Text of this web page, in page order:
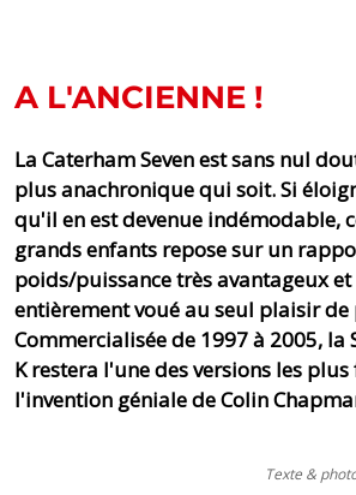
A L'ANCIENNE !
La Caterham Seven est sans nul
plus anachronique qui soit. Si
qu'il en est devenue indémodable,
grands enfants repose sur un
poids/puissance très avantageux
entièrement voué au seul plaisir
Commercialisée de 1997 à 2005, la
K restera l'une des versions les plus
l'invention géniale de Colin
Texte &